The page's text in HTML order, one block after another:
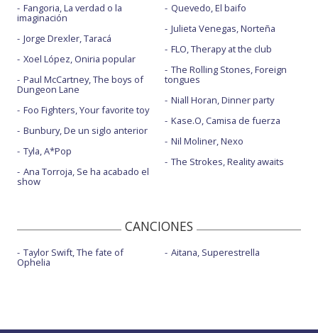
Fangoria, La verdad o la
imaginación
Jorge Drexler, Taracá
Xoel López, Oniria popular
Paul McCartney, The boys of
Dungeon Lane
Foo Fighters, Your favorite toy
Bunbury, De un siglo anterior
Tyla, A*Pop
Ana Torroja, Se ha acabado el
show
Quevedo, El baifo
Julieta Venegas, Norteña
FLO, Therapy at the club
The Rolling Stones, Foreign
tongues
Niall Horan, Dinner party
Kase.O, Camisa de fuerza
Nil Moliner, Nexo
The Strokes, Reality awaits
CANCIONES
Taylor Swift, The fate of
Ophelia
Aitana, Superestrella